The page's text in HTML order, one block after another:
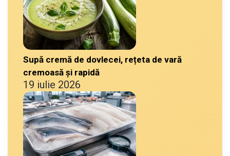
Supă cremă de dovlecei, rețeta de vară
cremoasă și rapidă
19 iulie 2026